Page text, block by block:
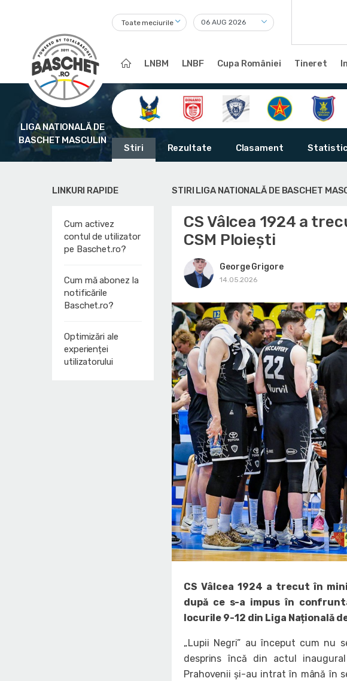
Toate meciurile
LNBM LNBF Cupa României Tineret
LIGA NATIONALĂ DE
BASCHET MASCULIN
Stiri Rezultate Clasament
LINKURI RAPIDE
Cum activez
contul de utilizator
pe Baschet.ro?
Cum mă abonez la
notificările
Baschet.ro?
Optimizări ale
experienței
utilizatorului
STIRI LIGA NATIONALĂ DE BASCHET
CS Vâlcea 1924 a
CSM Ploiești
George Grigore
14.05.2026
CS Vâlcea 1924 a trecut în
după ce s-a impus în
locurile 9-12 din Liga Națională
„Lupii Negri” au început cum nu
desprins încă din actul
Prahovenii și-au intrat în mână în